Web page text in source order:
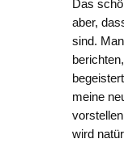
Das
aber,
sind.
meine
wird